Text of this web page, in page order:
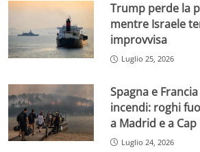
Trump perde la
mentre Israele
improvvisa
Luglio 25, 2026
Spagna e
incendi: roghi
a Madrid e a
Luglio 24, 2026